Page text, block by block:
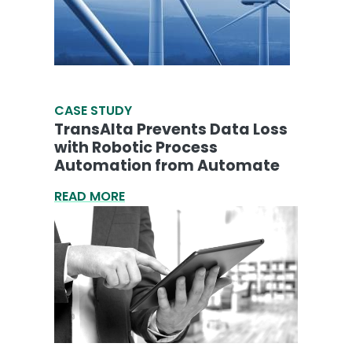
CASE STUDY
TransAlta Prevents Data Loss
with Robotic Process
Automation from Automate
READ MORE